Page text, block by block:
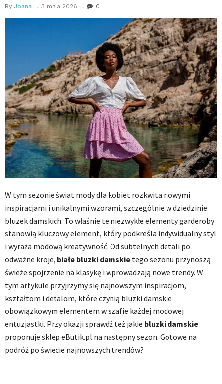
By Joana 3 maja 2026 0
W tym sezonie świat mody dla kobiet rozkwita nowymi
inspiracjami i unikalnymi wzorami, szczególnie w dziedzinie
bluzek damskich. To właśnie te niezwykłe elementy garderoby
stanowią kluczowy element, który podkreśla indywidualny styl
i wyraża modową kreatywność. Od subtelnych detali po
odważne kroje, białe bluzki damskie tego sezonu przynoszą
świeże spojrzenie na klasykę i wprowadzają nowe trendy. W
tym artykule przyjrzymy się najnowszym inspiracjom,
kształtom i detalom, które czynią bluzki damskie
obowiązkowym elementem w szafie każdej modowej
entuzjastki. Przy okazji sprawdź też jakie bluzki damskie
proponuje sklep eButik.pl na następny sezon. Gotowe na
podróż po świecie najnowszych trendów?